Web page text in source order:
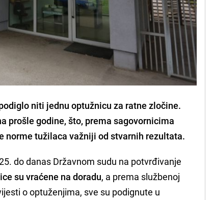
niti jednu optužnicu za ratne zločine.
prošle godine, što, prema sagovornicima
norme tužilaca važniji od stvarnih rezultata.
do danas Državnom sudu na potvrđivanje
su vraćene na doradu, a prema službenoj
o optuženjima, sve su podignute u